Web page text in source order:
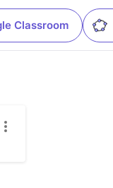
Classroom